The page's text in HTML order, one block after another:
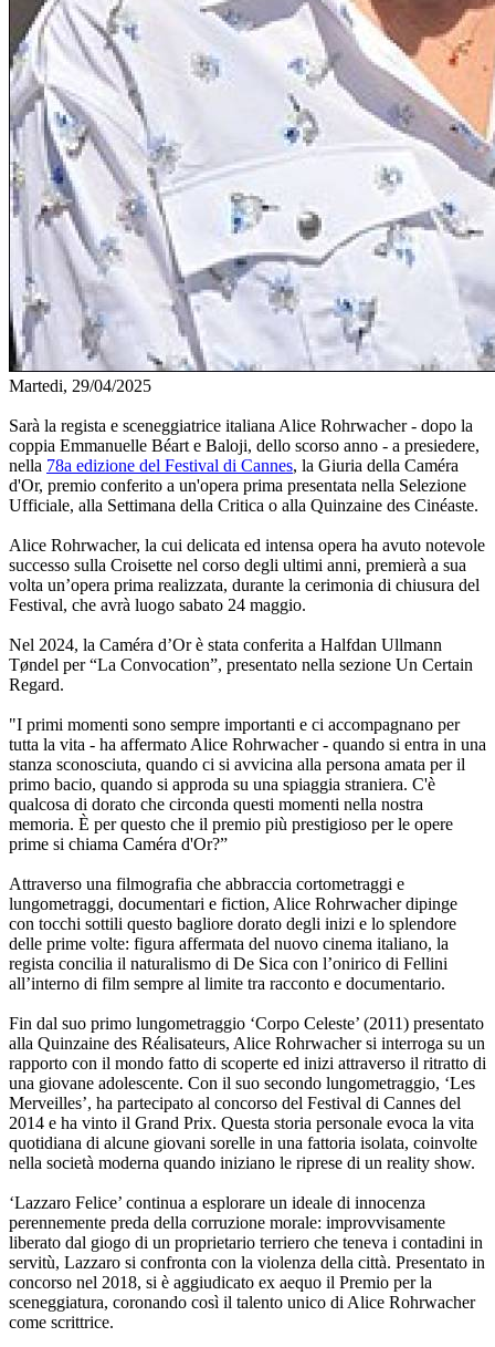
Martedi, 29/04/2025
Sarà la regista e sceneggiatrice italiana Alice Rohrwacher - dopo la
coppia Emmanuelle Béart e Baloji, dello scorso anno - a presiedere,
nella 78a edizione del Festival di Cannes, la Giuria della Caméra
d'Or, premio conferito a un'opera prima presentata nella Selezione
Ufficiale, alla Settimana della Critica o alla Quinzaine des Cinéaste.
Alice Rohrwacher, la cui delicata ed intensa opera ha avuto notevole
successo sulla Croisette nel corso degli ultimi anni, premierà a sua
volta un’opera prima realizzata, durante la cerimonia di chiusura del
Festival, che avrà luogo sabato 24 maggio.
Nel 2024, la Caméra d’Or è stata conferita a Halfdan Ullmann
Tøndel per “La Convocation”, presentato nella sezione Un Certain
Regard.
"I primi momenti sono sempre importanti e ci accompagnano per
tutta la vita - ha affermato Alice Rohrwacher - quando si entra in una
stanza sconosciuta, quando ci si avvicina alla persona amata per il
primo bacio, quando si approda su una spiaggia straniera. C'è
qualcosa di dorato che circonda questi momenti nella nostra
memoria. È per questo che il premio più prestigioso per le opere
prime si chiama Caméra d'Or?”
Attraverso una filmografia che abbraccia cortometraggi e
lungometraggi, documentari e fiction, Alice Rohrwacher dipinge
con tocchi sottili questo bagliore dorato degli inizi e lo splendore
delle prime volte: figura affermata del nuovo cinema italiano, la
regista concilia il naturalismo di De Sica con l’onirico di Fellini
all’interno di film sempre al limite tra racconto e documentario.
Fin dal suo primo lungometraggio ‘Corpo Celeste’ (2011) presentato
alla Quinzaine des Réalisateurs, Alice Rohrwacher si interroga su un
rapporto con il mondo fatto di scoperte ed inizi attraverso il ritratto di
una giovane adolescente. Con il suo secondo lungometraggio, ‘Les
Merveilles’, ha partecipato al concorso del Festival di Cannes del
2014 e ha vinto il Grand Prix. Questa storia personale evoca la vita
quotidiana di alcune giovani sorelle in una fattoria isolata, coinvolte
nella società moderna quando iniziano le riprese di un reality show.
‘Lazzaro Felice’ continua a esplorare un ideale di innocenza
perennemente preda della corruzione morale: improvvisamente
liberato dal giogo di un proprietario terriero che teneva i contadini in
servitù, Lazzaro si confronta con la violenza della città. Presentato in
concorso nel 2018, si è aggiudicato ex aequo il Premio per la
sceneggiatura, coronando così il talento unico di Alice Rohrwacher
come scrittrice.